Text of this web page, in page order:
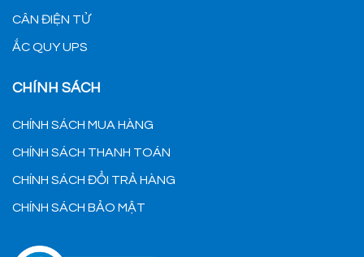
CÂN ĐIỆN TỬ
ẮC QUY UPS
CHÍNH SÁCH
CHÍNH SÁCH MUA HÀNG
CHÍNH SÁCH THANH TOÁN
CHÍNH SÁCH ĐỔI TRẢ HÀNG
CHÍNH SÁCH BẢO MẬT